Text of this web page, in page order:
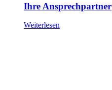
Ihre Ansprechpartner
Weiterlesen